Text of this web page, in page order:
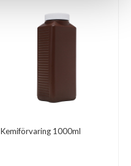
Kemiförvaring 1000ml